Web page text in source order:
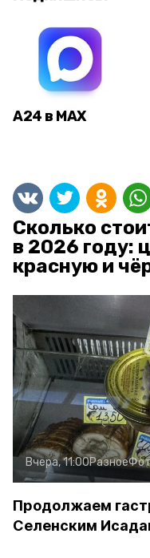
А24 в MAX
Сколько
в 2026 году:
красную и
Вчера, 11:00Разное
Продолжаем
Селенским